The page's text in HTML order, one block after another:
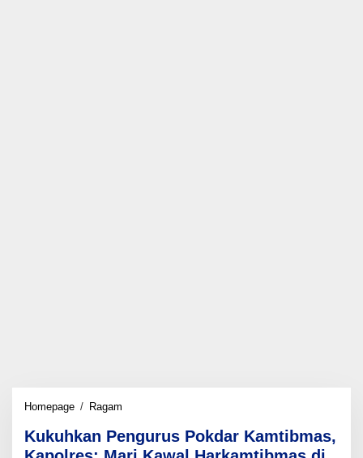
Homepage / Ragam
Pokdar
Kamtibmas,
Kukuhkan Pengurus Pokdar Kamtibmas,